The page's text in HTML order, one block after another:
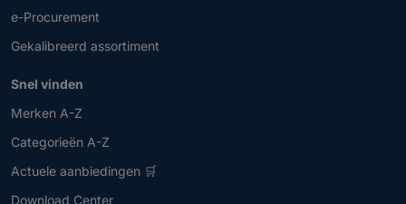
e-Procurement
Gekalibreerd assortiment
Snel vinden
Merken A-Z
Categorieën A-Z
Actuele aanbiedingen 🛒
Download Center